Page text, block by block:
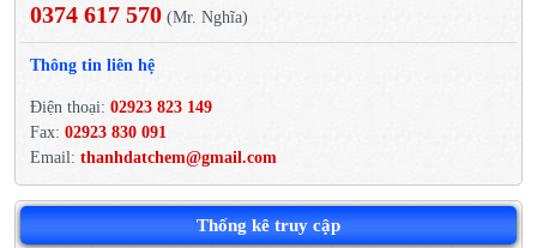
0374 617 570 (Mr. Nghĩa)
Thông tin liên hệ
Điện thoại: 02923 823 149
Fax: 02923 830 091
Email: thanhdatchem@gmail.com
Thống kê truy cập